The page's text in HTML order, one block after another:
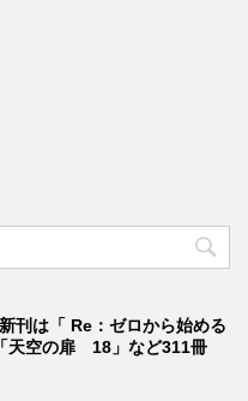
刊は「 Re：ゼロから始める
天空の扉 18」など311冊